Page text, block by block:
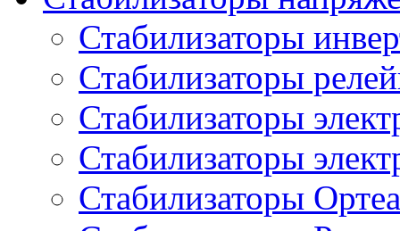
Стабилизаторы
Стабилизаторы
Стабилизаторы
Стабилизаторы
Стабилизаторы Ортеа